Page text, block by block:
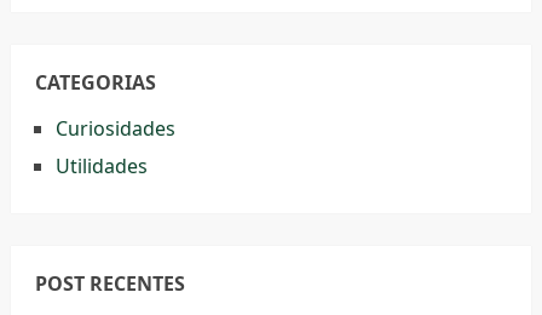
CATEGORIAS
Curiosidades
Utilidades
POST RECENTES